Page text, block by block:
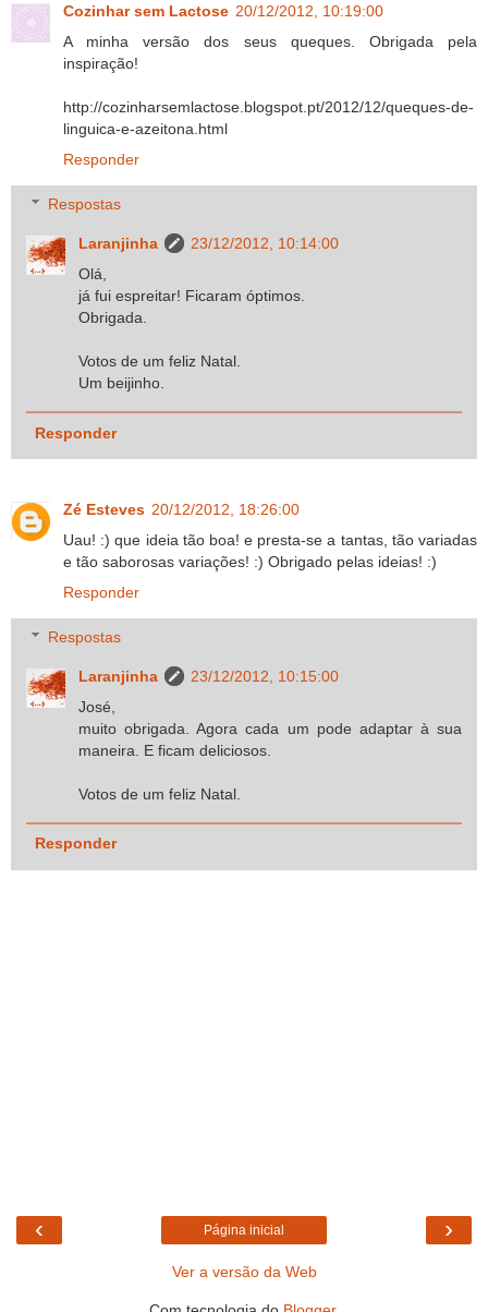
Cozinhar sem Lactose 20/12/2012, 10:19:00
A minha versão dos seus queques. Obrigada pela
inspiração!
http://cozinharsemlactose.blogspot.pt/2012/12/queques-de-
linguica-e-azeitona.html
Responder
Respostas
Laranjinha
23/12/2012, 10:14:00
Olá,
já fui espreitar! Ficaram óptimos.
Obrigada.
Votos de um feliz Natal.
Um beijinho.
Responder
Zé Esteves 20/12/2012, 18:26:00
Uau! :) que ideia tão boa! e presta-se a tantas, tão variadas
e tão saborosas variações! :) Obrigado pelas ideias! :)
Responder
Respostas
Laranjinha
23/12/2012, 10:15:00
José,
muito obrigada. Agora cada um pode adaptar à sua
maneira. E ficam deliciosos.
Votos de um feliz Natal.
Responder
‹ ›
Página inicial
Ver a versão da Web